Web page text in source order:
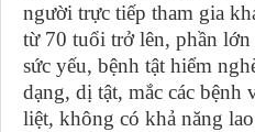
người trực tiếp tham gia
từ 70 tuổi trở lên, phần
sức yếu, bệnh tật hiểm
dạng, dị tật, mắc các bệnh
liệt, không có khả năng